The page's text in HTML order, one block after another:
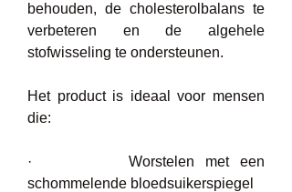
behouden, de cholesterolbalans te
verbeteren en de algehele
stofwisseling te ondersteunen.
Het product is ideaal voor mensen
die:
·         Worstelen met een
schommelende bloedsuikerspiegel